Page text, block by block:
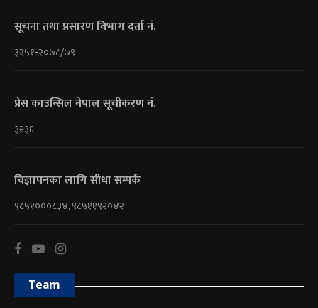
सूचना तथा प्रसारण विभाग दर्ता नं.
३२५१-२०७८/७९
प्रेस काउन्सिल नेपाल सूचीकरण नं.
३२३६
विज्ञापनका लागि सीधा सम्पर्क
९८५१०००८३४, ९८५११९२०४२
Team